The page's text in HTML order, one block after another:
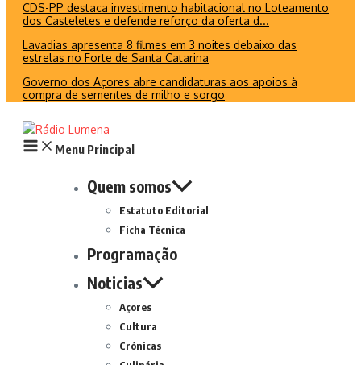
CDS-PP destaca investimento habitacional no Loteamento
dos Casteletes e defende reforço da oferta d...
Lavadias apresenta 8 filmes em 3 noites debaixo das
estrelas no Forte de Santa Catarina
Governo dos Açores abre candidaturas aos apoios à
compra de sementes de milho e sorgo
Menu Principal
Quem somos
Estatuto Editorial
Ficha Técnica
Programação
Noticias
Açores
Cultura
Crónicas